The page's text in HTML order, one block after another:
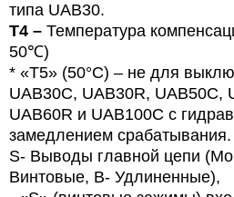
типа UAB30.
T4 – Температура
50℃)
* «T5» (50°C) – не для
UAB30C, UAB30R, UAB50C,
UAB60R и UAB100C с
замедлением срабатывания.
S- Выводы главной цепи
Винтовые, B- Удлиненные),